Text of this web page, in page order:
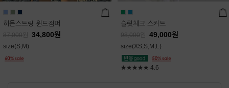
히든스트링 윈드점퍼
87,000 34,800원
size(S,M)
슬릿체크 스커트
98,000 49,000원
size(XS,S,M,L)
★★★★★ 4.6